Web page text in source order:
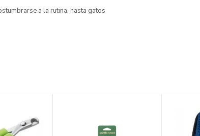
a la rutina, hasta gatos